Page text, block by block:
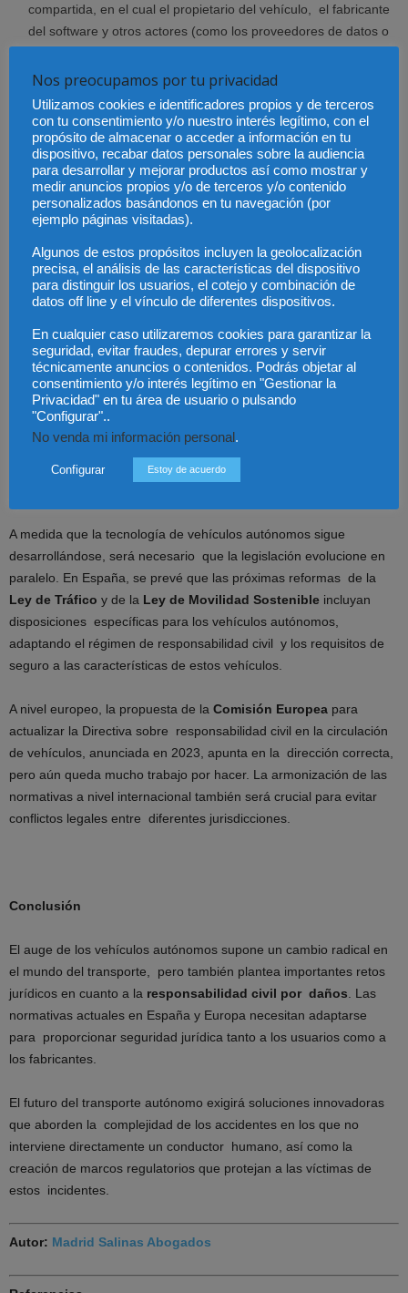
compartida, en el cual el propietario del vehículo, el fabricante
del software y otros actores (como los proveedores de datos o
diferentes según el caso. Este modelo tendría que ser regulado
por una normativa específica que identifique claramente las
obligaciones y responsabilidades de cada uno de los actores.
Fondos de Compensación para Víctimas: Otra propuesta
es la creación de fondos de compensación financiados por los
fabricantes de vehículos autónomos y las aseguradoras, que
puedan cubrir los daños ocasionados por los accidentes sin
necesidad de largos procesos judiciales. Estos fondos
permitirían a las víctimas obtener compensaciones de manera
más rápida y eficiente.
Seguro Obligatorio para Fabricantes: Se podría exigir a los
específicos para cubrir los daños causados por fallos en sus
sistemas. Este tipo de pólizas ya se están diseñando en
algunas jurisdicciones y podrían extenderse como un requisito
obligatorio para garantizar la protección de las víctimas.
A medida que la tecnología de vehículos autónomos sigue
desarrollándose, será necesario que la legislación evolucione en
paralelo. En España, se prevé que las próximas reformas de la
Ley de Tráfico y de la Ley de Movilidad Sostenible incluyan
disposiciones específicas para los vehículos autónomos,
adaptando el régimen de responsabilidad civil y los requisitos de
seguro a las características de estos vehículos.
A nivel europeo, la propuesta de la Comisión Europea para
actualizar la Directiva sobre responsabilidad civil en la circulación
de vehículos, anunciada en 2023, apunta en la dirección correcta,
pero aún queda mucho trabajo por hacer. La armonización de las
normativas a nivel internacional también será crucial para evitar
conflictos legales entre diferentes jurisdicciones.
Conclusión
El auge de los vehículos autónomos supone un cambio radical en
el mundo del transporte, pero también plantea importantes retos
jurídicos en cuanto a la responsabilidad civil por daños . Las
normativas actuales en España y Europa necesitan adaptarse
para proporcionar seguridad jurídica tanto a los usuarios como a
los fabricantes.
El futuro del transporte autónomo exigirá soluciones innovadoras
que aborden la complejidad de los accidentes en los que no
interviene directamente un conductor humano, así como la
creación de marcos regulatorios que protejan a las víctimas de
estos incidentes.
Autor: Madrid Salinas Abogados
Nos preocupamos por tu privacidad
Utilizamos cookies e identificadores propios y de terceros
con tu consentimiento y/o nuestro interés legítimo, con el
propósito de almacenar o acceder a información en tu
dispositivo, recabar datos personales sobre la audiencia
para desarrollar y mejorar productos así como mostrar y
medir anuncios propios y/o de terceros y/o contenido
personalizados basándonos en tu navegación (por
ejemplo páginas visitadas).
Algunos de estos propósitos incluyen la geolocalización
precisa, el análisis de las características del dispositivo
para distinguir los usuarios, el cotejo y combinación de
datos off line y el vínculo de diferentes dispositivos.
En cualquier caso utilizaremos cookies para garantizar la
seguridad, evitar fraudes, depurar errores y servir
técnicamente anuncios o contenidos. Podrás objetar al
consentimiento y/o interés legítimo en "Gestionar la
Privacidad" en tu área de usuario o pulsando
"Configurar"..
No venda mi información personal.
Configurar Estoy de acuerdo